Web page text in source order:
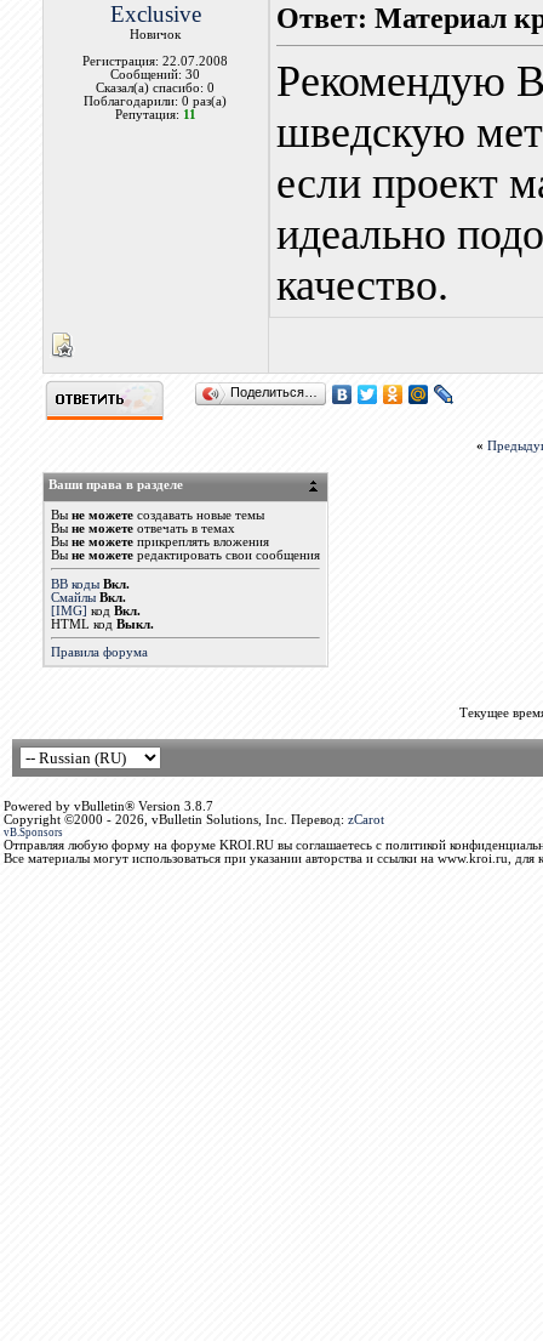
Exclusive
Новичок
Регистрация: 22.07.2008
Сообщений: 30
Сказал(а) спасибо: 0
Поблагодарили: 0 раз(а)
Репутация: 11
Ответ: Материал
Рекомендую
шведскую
если проект
идеально
качество.
Поделиться…
«
Ваши права в разделе
Вы не можетесоздавать новые темы
Вы не можетеотвечать в темах
Вы не можетеприкреплять вложения
Вы не можетередактировать свои сообщения
BB коды Вкл.
Смайлы Вкл.
[IMG] код Вкл.
HTML код Выкл.
Правила форума
Текущее
Powered by vBulletin® Version 3.8.7
Copyright ©2000 - 2026, vBulletin Solutions, Inc. Перевод: zCarot
vB.Sponsors
Отправляя любую форму на форуме KROI.RU вы соглашаетесь с политикой
Все материалы могут использоваться при указании авторства и ссылки на www.kroi.ru, для